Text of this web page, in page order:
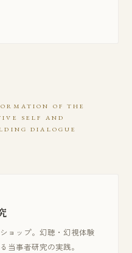
OF THE
SELF AND
DIALOGUE
ョップ。幻聴・幻視体験
当事者研究の実践。